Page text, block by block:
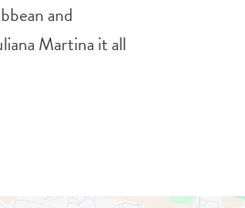
and
Martina it all